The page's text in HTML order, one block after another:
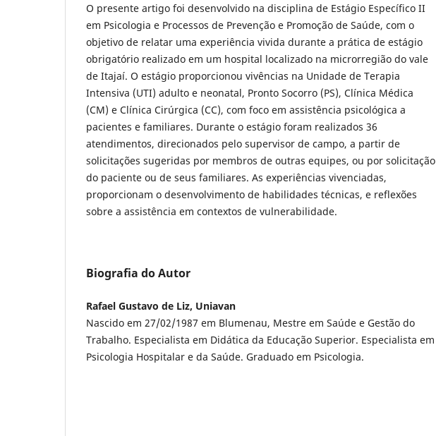
O presente artigo foi desenvolvido na disciplina de Estágio Específico II
em Psicologia e Processos de Prevenção e Promoção de Saúde, com o
objetivo de relatar uma experiência vivida durante a prática de estágio
obrigatório realizado em um hospital localizado na microrregião do vale
de Itajaí. O estágio proporcionou vivências na Unidade de Terapia
Intensiva (UTI) adulto e neonatal, Pronto Socorro (PS), Clínica Médica
(CM) e Clínica Cirúrgica (CC), com foco em assistência psicológica a
pacientes e familiares. Durante o estágio foram realizados 36
atendimentos, direcionados pelo supervisor de campo, a partir de
solicitações sugeridas por membros de outras equipes, ou por solicitação
do paciente ou de seus familiares. As experiências vivenciadas,
proporcionam o desenvolvimento de habilidades técnicas, e reflexões
sobre a assistência em contextos de vulnerabilidade.
Biografia do Autor
Rafael Gustavo de Liz, Uniavan
Nascido em 27/02/1987 em Blumenau, Mestre em Saúde e Gestão do
Trabalho. Especialista em Didática da Educação Superior. Especialista em
Psicologia Hospitalar e da Saúde. Graduado em Psicologia.